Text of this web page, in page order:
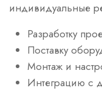
индивидуальные
Разработку
Поставку
Монтаж и
Интеграцию с